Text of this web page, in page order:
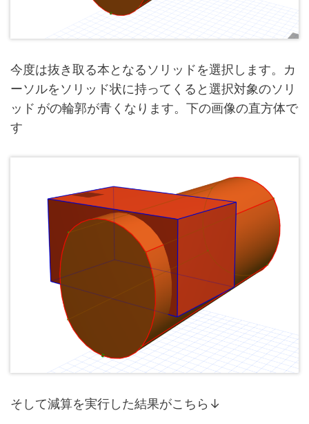
今度は抜き取る本となるソリッドを選択します。カ
ーソルをソリッド状に持ってくると選択対象のソリ
ッド がの輪郭が青くなります。下の画像の直方体で
す
そして減算を実行した結果がこちら↓